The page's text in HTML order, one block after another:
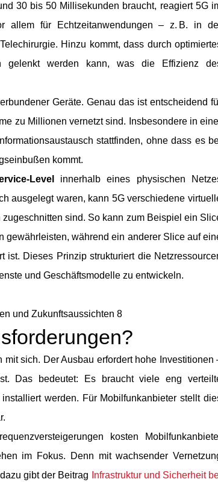
30 bis 50 Millisekunden braucht, reagiert 5G
allem für Echtzeitanwendungen – z. B. in
Hinzu kommt, dass durch
gelenkt werden kann, was die Effizienz
Geräte. Genau das ist entscheidend
zu Millionen vernetzt sind. Insbesondere in
stattfinden, ohne dass es
kommt.
Level
innerhalb eines physischen
ausgelegt waren, kann 5G verschiedene
sind. So kann zum Beispiel ein
gewährleisten, während ein anderer Slice auf
ist. Dieses Prinzip strukturiert die
und Geschäftsmodelle zu entwickeln.
und Zukunftsaussichten 8
sich. Der Ausbau erfordert hohe Investitionen
Das bedeutet: Es braucht viele eng
werden. Für Mobilfunkanbieter stellt
kosten
im Fokus. Denn mit wachsender
gibt der Beitrag
Infrastruktur und Sicherheit